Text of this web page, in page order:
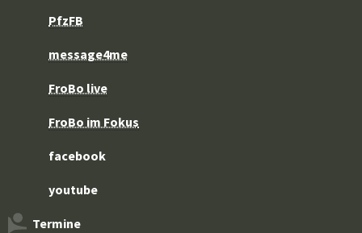
PfzFB
message4me
FroBo live
FroBo im Fokus
facebook
youtube
Termine